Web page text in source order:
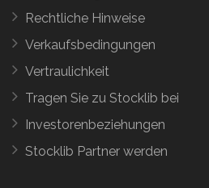
Rechtliche Hinweise
Verkaufsbedingungen
Vertraulichkeit
Tragen Sie zu Stocklib bei
Investorenbeziehungen
Stocklib Partner werden